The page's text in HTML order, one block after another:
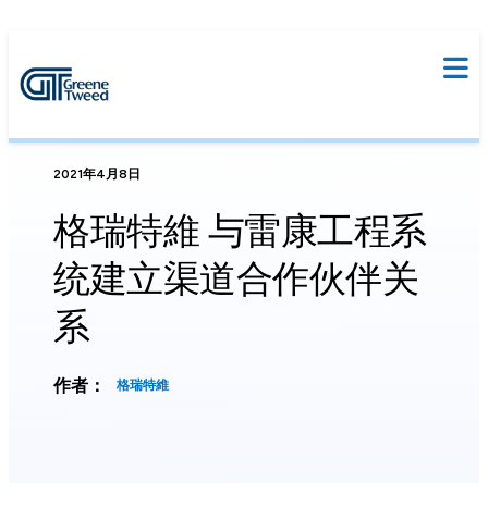
2021年4月8日
格瑞特維 与雷康工程系
统建立渠道合作伙伴关
系
作者： 格瑞特維